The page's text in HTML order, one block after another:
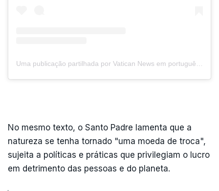
No mesmo texto, o Santo Padre lamenta que a
natureza se tenha tornado "uma moeda de troca",
sujeita a políticas e práticas que privilegiam o lucro
em detrimento das pessoas e do planeta.